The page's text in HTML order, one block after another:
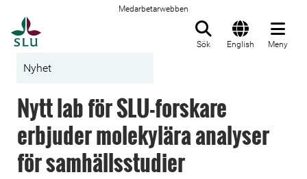
Medarbetarwebben
Sök English Meny
Nyhet
Nytt lab för SLU-forskare
erbjuder molekylära analyser
för samhällsstudier